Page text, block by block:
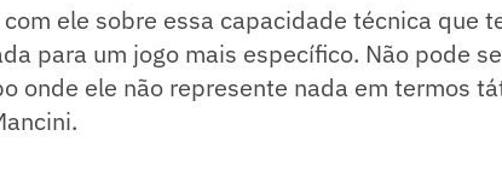
ele sobre essa capacidade técnica que
para um jogo mais específico. Não pode
onde ele não represente nada em termos